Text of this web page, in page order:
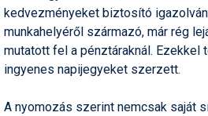
Humor
Hütte
Ingatlan
Interjúk
kedvezményeket biztosító
munkahelyéről származó, már rég
mutatott fel a pénztáraknál.
ingyenes napijegyeket szerzett.
A nyomozás szerint nemcsak saját